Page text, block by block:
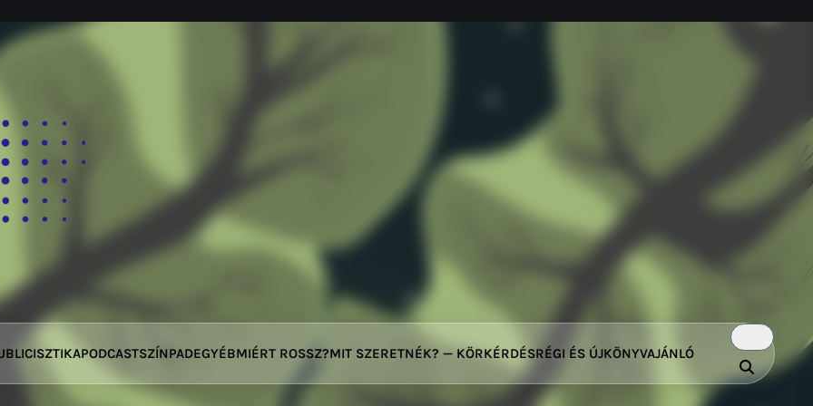
PODCASTSZÍNPADEGYÉBMIÉRT ROSSZ?MIT SZERETNÉK? — KÖRKÉRDÉSRÉGI ÉS ÚJKÖNYVAJÁNLÓ